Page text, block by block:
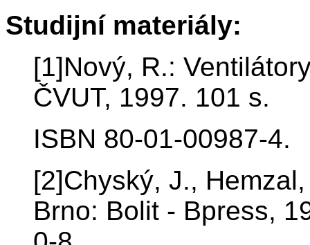
Studijní materiály:
[1]Nový, R.:
ČVUT, 1997. 101 s.
ISBN 80-01-00987-4.
[2]Chyský, J.,
Brno: Bolit - Bpress,